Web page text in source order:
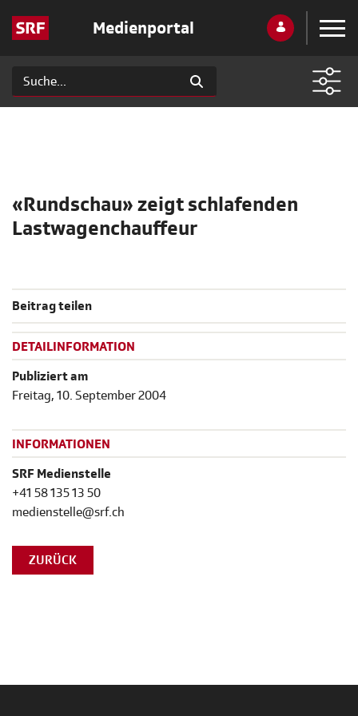
Medienportal
«Rundschau» zeigt schlafenden
Lastwagenchauffeur
Beitrag teilen
DETAILINFORMATION
Publiziert am
Freitag, 10. September 2004
INFORMATIONEN
SRF Medienstelle
+41 58 135 13 50
medienstelle@srf.ch
ZURÜCK